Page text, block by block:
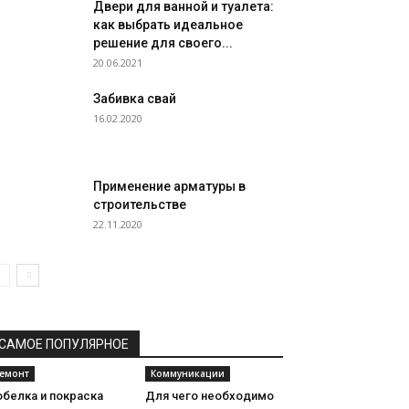
Двери для ванной и туалета:
как выбрать идеальное
решение для своего...
20.06.2021
Забивка свай
16.02.2020
Применение арматуры в
строительстве
22.11.2020
ПОПУЛЯРНОЕ
и покраска
Коммуникации
Для чего необходимо